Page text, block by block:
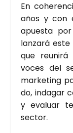
En
años y con
apues­ta
lan­za­rá este
que
voces del
mar­ke­ting
do, inda­gar
y eva­luar
sec­tor.